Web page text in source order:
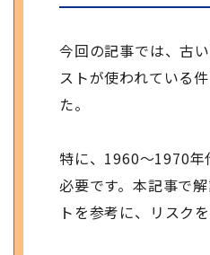
今回の記事では、古
ストが使われている
た。
特に、1960～1970年
必要です。本記事で
トを参考に、リスク